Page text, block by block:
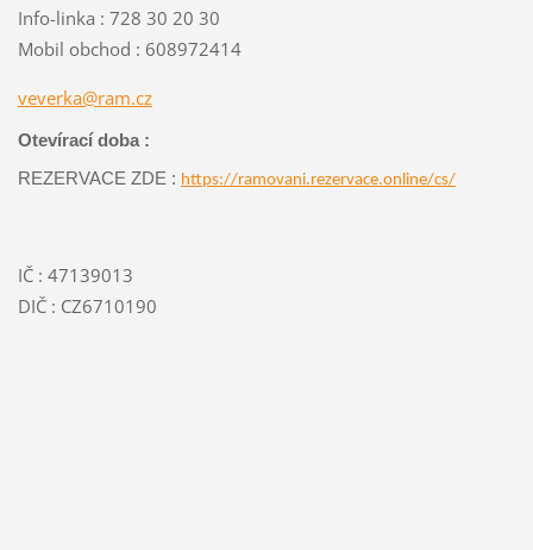
Info-linka : 728 30 20 30
Mobil obchod : 608972414
veverka@ram.cz
Otevírací doba :
REZERVACE ZDE : https://ramovani.rezervace.online/cs/
IČ : 47139013
DIČ : CZ6710190